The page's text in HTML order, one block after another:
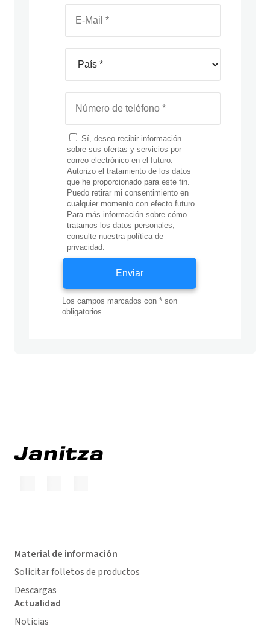
Material de información
Solicitar folletos de productos
Descargas
Actualidad
Noticias